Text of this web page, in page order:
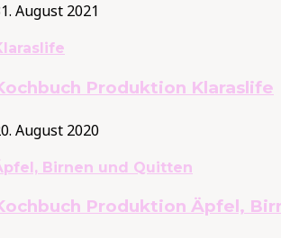
August 2021
Produktion Klaraslife
August 2020
Birnen und Quitten
Produktion Äpfel,